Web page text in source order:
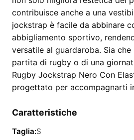
contribuisce anche a una
jockstrap è facile da abbinare
abbigliamento sportivo,
versatile al guardaroba. Sia
partita di rugby o di una
Rugby Jockstrap Nero Con
progettato per accompagnarti
Caratteristiche
Taglia:S